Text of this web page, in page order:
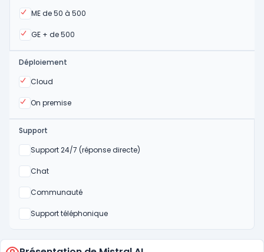
ME de 50 à 500
Oui
GE + de 500
Oui
Déploiement
Cloud
Oui
On premise
Oui
Support
Support 24/7 (réponse directe)
Non
Chat
Non
Communauté
Non
Support téléphonique
Non